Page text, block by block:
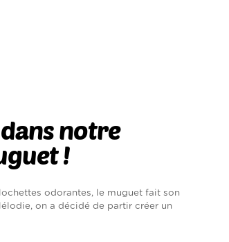
notre
!
odorantes, le muguet fait son
on a décidé de partir créer un